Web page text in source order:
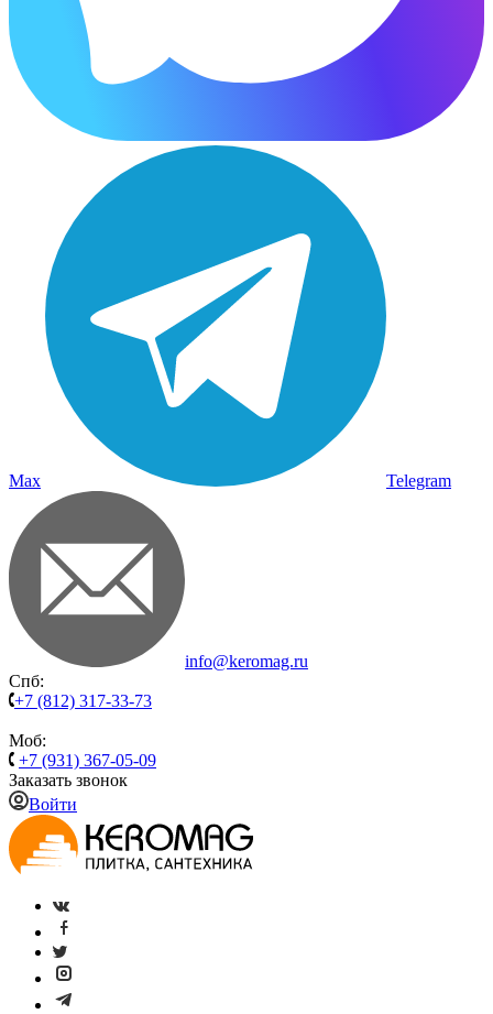
Max Telegram
info@keromag.ru
Спб:
+7 (812) 317-33-73
Моб:
+7 (931) 367-05-09
Заказать звонок
Войти